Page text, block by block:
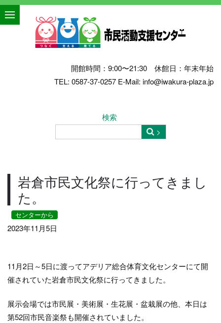
開館時間：9:00〜21:30 休館日：年末年始
TEL: 0587-37-0257 E-Mail: info@iwakura-plaza.jp
検索
岩倉市民文化祭に行ってきまし
た。
センターから
2023年11月5日
11月2日～5日に渡ってアデリア総合体育文化センターにて開
催されていた岩倉市民文化祭に行ってきました。
展示会場では市民展・美術展・生花展・盆栽展の他、本日は
第52回市民音楽祭も開催されていました。